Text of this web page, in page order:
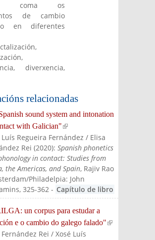
coma os
de cambio
en diferentes
diverxencia,
relacionadas
sound system and intonation
with Galician"(link is external)
Luís Regueira Fernández / Elisa
Rei (2020):Spanish phonetics
in contact: Studies from
the Americas, and Spain, Rajiv Rao
Philadelpia: John
, 325-362 - Capítulo de libro
un corpus para estudar a
e o cambio do galego falado"(link is
Fernández Rei / Xosé Luís